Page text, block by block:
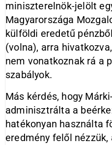
miniszterelnök-jelölt
Magyarországa
külföldi eredetű
(volna), arra
nem vonatkoznak rá a
szabályok.
Más kérdés, hogy
adminisztrálta a
hatékonyan használta
eredmény felől